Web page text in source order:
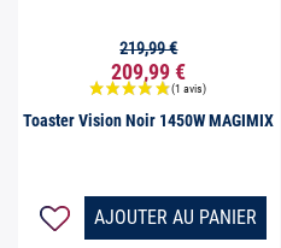
Aperçu rapide
209,99 €
219,99 €
Toaster Vision Noir 1450W MAGIMIX
AJOUTER AU PANIER